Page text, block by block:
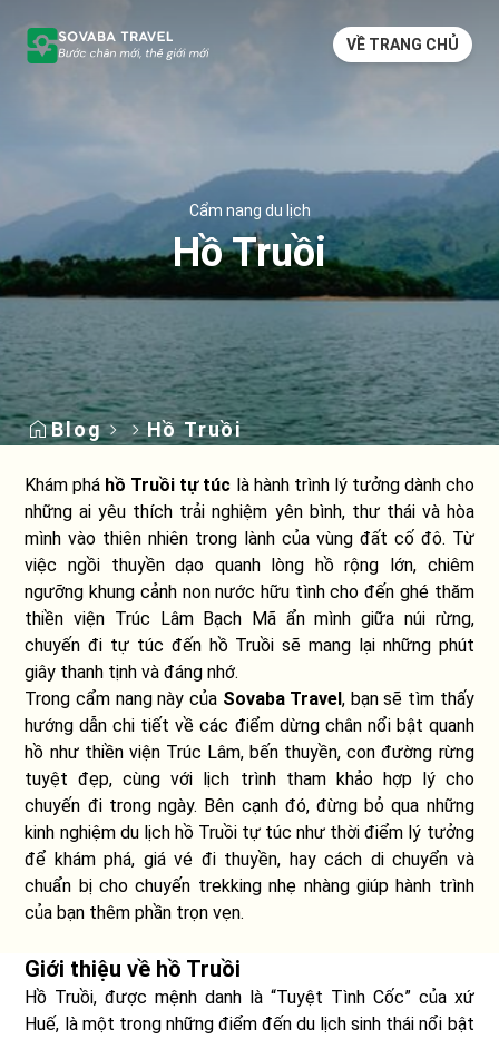
VỀ TRANG CHỦ
Cẩm nang du lịch
Hồ Truồi
Blog Hồ Truồi
Khám phá hồ Truồi tự túc là hành trình lý tưởng dành cho
những ai yêu thích trải nghiệm yên bình, thư thái và hòa
mình vào thiên nhiên trong lành của vùng đất cố đô. Từ
việc ngồi thuyền dạo quanh lòng hồ rộng lớn, chiêm
ngưỡng khung cảnh non nước hữu tình cho đến ghé thăm
thiền viện Trúc Lâm Bạch Mã ẩn mình giữa núi rừng,
chuyến đi tự túc đến hồ Truồi sẽ mang lại những phút
giây thanh tịnh và đáng nhớ.
Trong cẩm nang này của Sovaba Travel, bạn sẽ tìm thấy
hướng dẫn chi tiết về các điểm dừng chân nổi bật quanh
hồ như thiền viện Trúc Lâm, bến thuyền, con đường rừng
tuyệt đẹp, cùng với lịch trình tham khảo hợp lý cho
chuyến đi trong ngày. Bên cạnh đó, đừng bỏ qua những
kinh nghiệm du lịch hồ Truồi tự túc như thời điểm lý tưởng
để khám phá, giá vé đi thuyền, hay cách di chuyển và
chuẩn bị cho chuyến trekking nhẹ nhàng giúp hành trình
của bạn thêm phần trọn vẹn.
Giới thiệu về hồ Truồi
Hồ Truồi, được mệnh danh là “Tuyệt Tình Cốc” của xứ
Huế, là một trong những điểm đến du lịch sinh thái nổi bật